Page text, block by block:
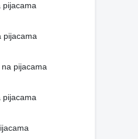
pijacama
pijacama
pijacama
pijacama